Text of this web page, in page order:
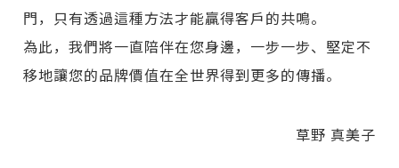
門，只有透過這種方法才能贏得客戶的共鳴。
為此，我們將一直陪伴在您身邊，一步一步、堅定不
移地讓您的品牌價值在全世界得到更多的傳播。
草野 真美子